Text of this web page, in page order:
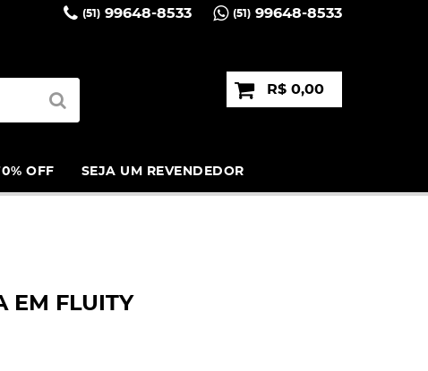
(51)99648-8533 (51)99648-8533
R$ 0,00
OFF SEJA UM REVENDEDOR
EM FLUITY